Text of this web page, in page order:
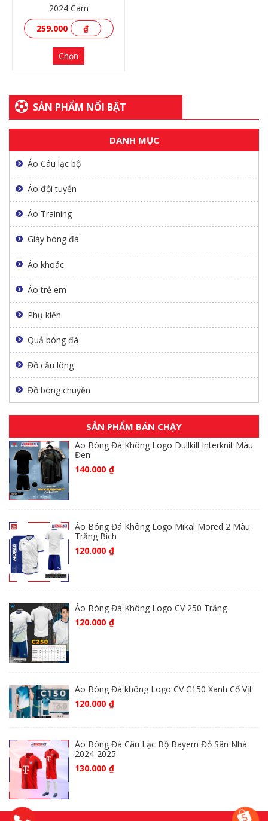
2024 Cam
259.000
₫
Chọn
SẢN PHẨM NỔI BẬT
DANH MỤC
Áo Câu lạc bộ
Áo đội tuyển
Áo Training
Giày bóng đá
Áo khoác
Áo trẻ em
Phụ kiện
Quả bóng đá
Đồ cầu lông
Đồ bóng chuyền
SẢN PHẨM BÁN CHẠY
Áo Bóng Đá Không Logo Dullkill Interknit Màu
Đen
140.000 ₫
Áo Bóng Đá Không Logo Mikal Mored 2 Màu
Trắng Bích
120.000 ₫
Áo Bóng Đá Không Logo CV 250 Trắng
120.000 ₫
Áo Bóng Đá không Logo CV C150 Xanh Cổ Vịt
120.000 ₫
Áo Bóng Đá Câu Lạc Bộ Bayern Đỏ Sân Nhà
2024-2025
130.000 ₫